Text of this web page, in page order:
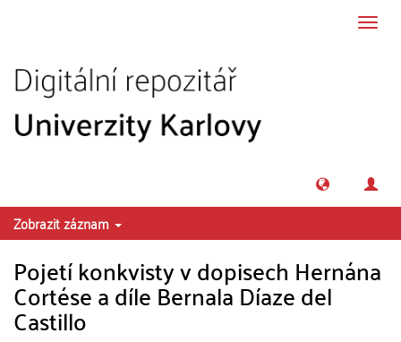
Zobrazit záznam
Pojetí konkvisty v dopisech Hernána
Cortése a díle Bernala Díaze del
Castillo